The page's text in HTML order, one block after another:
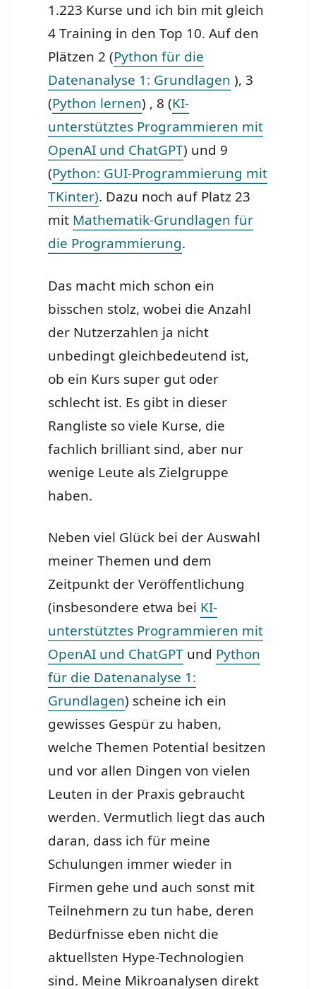
1.223 Kurse und ich bin mit gleich
4 Training in den Top 10. Auf den
Plätzen 2 (Python für die
Datenanalyse 1: Grundlagen ), 3
(Python lernen) , 8 (KI-
unterstütztes Programmieren mit
OpenAI und ChatGPT) und 9
(Python: GUI-Programmierung mit
TKinter). Dazu noch auf Platz 23
mit Mathematik-Grundlagen für
die Programmierung.
Das macht mich schon ein
bisschen stolz, wobei die Anzahl
der Nutzerzahlen ja nicht
unbedingt gleichbedeutend ist,
ob ein Kurs super gut oder
schlecht ist. Es gibt in dieser
Rangliste so viele Kurse, die
fachlich brilliant sind, aber nur
wenige Leute als Zielgruppe
haben.
Neben viel Glück bei der Auswahl
meiner Themen und dem
Zeitpunkt der Veröffentlichung
(insbesondere etwa bei KI-
unterstütztes Programmieren mit
OpenAI und ChatGPT und Python
für die Datenanalyse 1:
Grundlagen) scheine ich ein
gewisses Gespür zu haben,
welche Themen Potential besitzen
und vor allen Dingen von vielen
Leuten in der Praxis gebraucht
werden. Vermutlich liegt das auch
daran, dass ich für meine
Schulungen immer wieder in
Firmen gehe und auch sonst mit
Teilnehmern zu tun habe, deren
Bedürfnisse eben nicht die
aktuellsten Hype-Technologien
sind. Meine Mikroanalysen direkt